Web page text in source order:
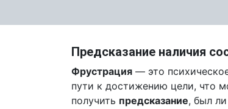
Предсказание наличия
Фрустрация — это
пути к достижению цели, что
получить предсказание, был